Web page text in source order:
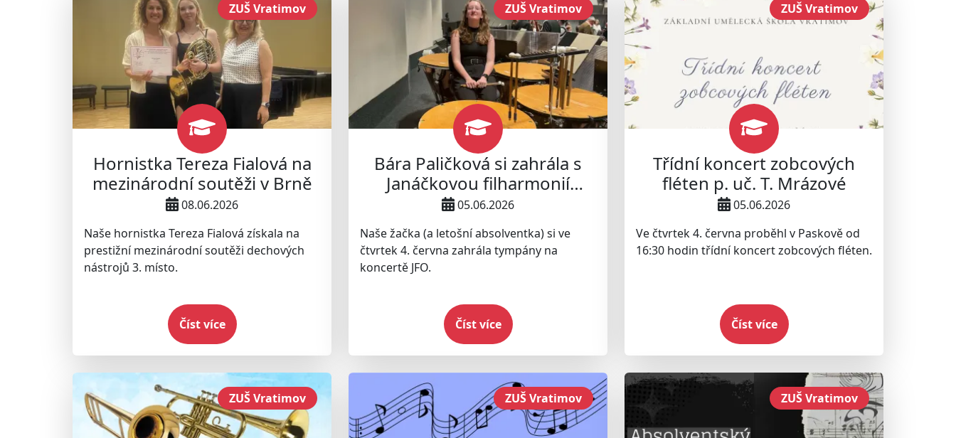
Hornistka Tereza Fialová na
mezinárodní soutěži v Brně
08.06.2026
Naše hornistka Tereza Fialová získala na
prestižní mezinárodní soutěži dechových
nástrojů 3. místo.
Číst více
ZUŠ Vratimov
Bára Paličková si zahrála s
Janáčkovou filharmonií
Ostrava
05.06.2026
Naše žačka (a letošní absolventka) si ve
čtvrtek 4. června zahrála tympány na
koncertě JFO.
Číst více
ZUŠ Vratimov
Třídní koncert zobcových
fléten p. uč. T. Mrázové
05.06.2026
Ve čtvrtek 4. června proběhl v Paskově od
16:30 hodin třídní koncert zobcových fléten.
Číst více
ZUŠ Vratimov
ZUŠ Vratimov ZUŠ Vratimov ZUŠ Vratimov